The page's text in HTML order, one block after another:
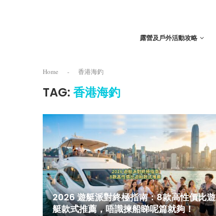
露營及戶外活動攻略
Home - 香港海釣
TAG: 香港海釣
2026 遊艇派對終極指南：8款高性價比遊
艇款式推薦，唔識揀船睇呢篇就夠！